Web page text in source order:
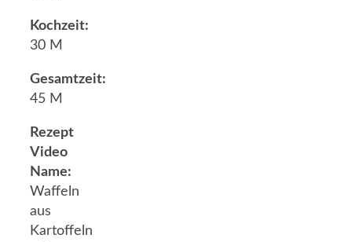
Kochzeit:
30 M
Gesamtzeit:
45 M
Rezept
Video
Name:
Waffeln
aus
Kartoffeln